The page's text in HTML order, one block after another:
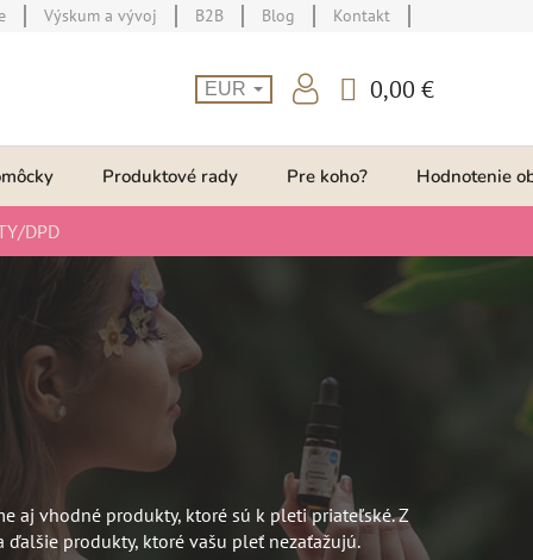
Výskum a vývoj B2B Blog Kontakt
EUR
KOŠÍK
0,00 €
Produktové rady Pre koho? Hodnotenie
DPD
aj vhodné produkty, ktoré sú k pleti priateľské. Z
ďalšie produkty, ktoré vašu pleť nezaťažujú.